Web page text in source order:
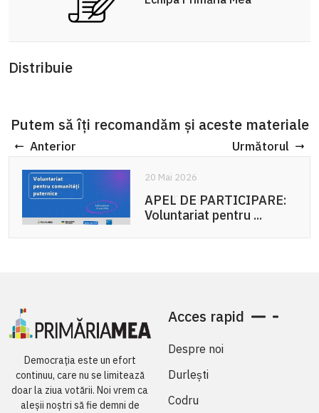
Distribuie
Putem să îți recomandăm și aceste materiale
Anterior Următorul
20 Mai 2026
APEL DE PARTICIPARE:
Voluntariat pentru ...
Democrația este un efort
continuu, care nu se limitează
doar la ziua votării. Noi vrem ca
aleșii noștri să fie demni de
Acces rapid
Despre noi
Durlești
Codru